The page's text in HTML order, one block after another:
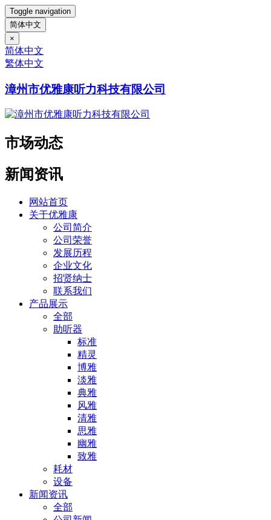
Toggle navigation
简体中文
×
简体中文
繁体中文
漳州市优雅康听力科技有限公司
市场动态
新闻资讯
网站首页
关于优雅康
公司简介
公司荣誉
发展历程
企业文化
招贤纳士
联系我们
产品展示
全部
助听器
标准
精灵
博雅
淡雅
典雅
风雅
清雅
思雅
幽雅
致雅
耗材
设备
新闻资讯
全部